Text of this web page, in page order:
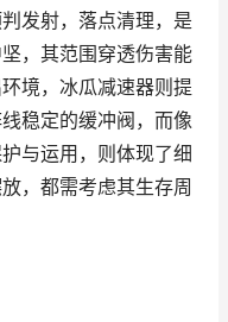
发射，落点清理，是
，其范围穿透伤害能
境，冰瓜减速器则提
稳定的缓冲阀，而像
与运用，则体现了细
，都需考虑其生存周